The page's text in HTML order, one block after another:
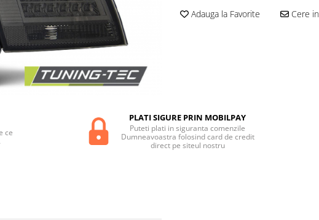
Adauga la Favorite Cere
ce
PLATI SIGURE PRIN MOBILPAY
Puteti plati in siguranta comenzile
Dumneavoastra folosind card de credit
direct pe siteul nostru